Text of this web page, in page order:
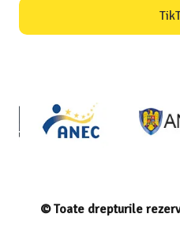
© Toate drepturile